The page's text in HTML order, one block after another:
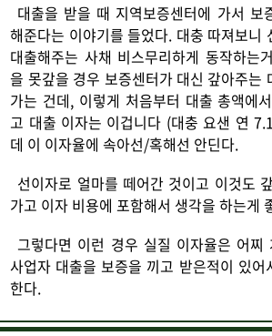
대출을 받을 때 지역보증센터에 가서 보
해준다는 이야기를 들었다. 대충 따져보니
대출해주는 사채 비스무리하게 동작하는
을 못갚을 경우 보증센터가 대신 갚아주는
가는 건데, 이렇게 처음부터 대출 총액에
고 대출 이자는 이겁니다 (대충 요샌 연
데 이 이자율에 속아선/혹해선 안딘다.
선이자로 얼마를 떼어간 것이고 이것도
가고 이자 비용에 포함해서 생각을 하는게
그렇다면 이런 경우 실질 이자율은 어찌
사업자 대출을 보증을 끼고 받은적이 있어
한다.